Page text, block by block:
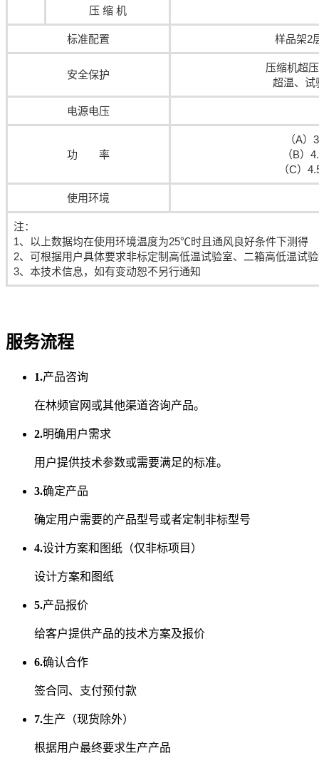
压 缩 机
标准配置 样品架2
安全保护
压缩机超
超温、试
电源电压
功 率
（A
（B）
（C）
使用环境
注：
1、以上数据均在使用环境温度为25℃时且通风良好条件下测得
2、可根据用户具体要求非标定制高低温试验室、二箱高低温试
3、本技术信息，如有变动恕不另行通知
服务流程
1.产品咨询
在林频官网或其他渠道咨询产品。
2.明确用户需求
用户提供技术参数或需要满足的标准。
3.确定产品
确定用户需要的产品型号或者定制非标型号
4.设计方案和图纸（仅非标项目）
设计方案和图纸
5.产品报价
给客户提供产品的技术方案及报价
6.确认合作
签合同、支付预付款
7.生产（现货除外）
根据用户最终要求生产产品